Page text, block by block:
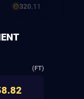
320.11
(FT)